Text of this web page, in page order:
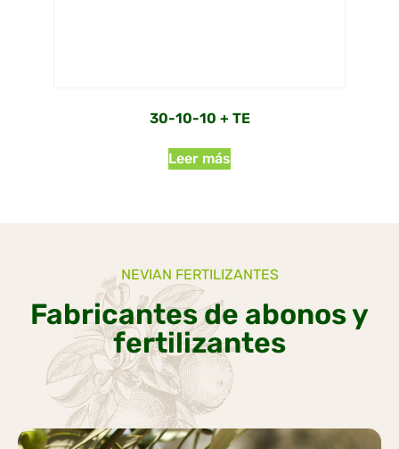
30-10-10 + TE
Leer más
NEVIAN FERTILIZANTES
Fabricantes de abonos y
fertilizantes